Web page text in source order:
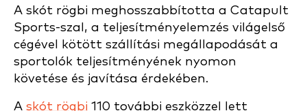
A skót rögbi meghosszabbította a Catapult
Sports-szal, a teljesítményelemzés világelső
cégével kötött szállítási megállapodását a
sportolók teljesítményének nyomon
követése és javítása érdekében.
A skót rögbi 110 további eszközzel lett